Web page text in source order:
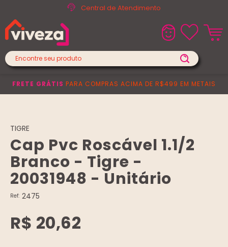
Central de Atendimento
FRETE GRÁTIS PARA COMPRAS ACIMA DE R$499 EM METAIS
TIGRE
Cap Pvc Roscável 1.1/2
Branco - Tigre -
20031948 - Unitário
Ref: 2475
R$ 20,62